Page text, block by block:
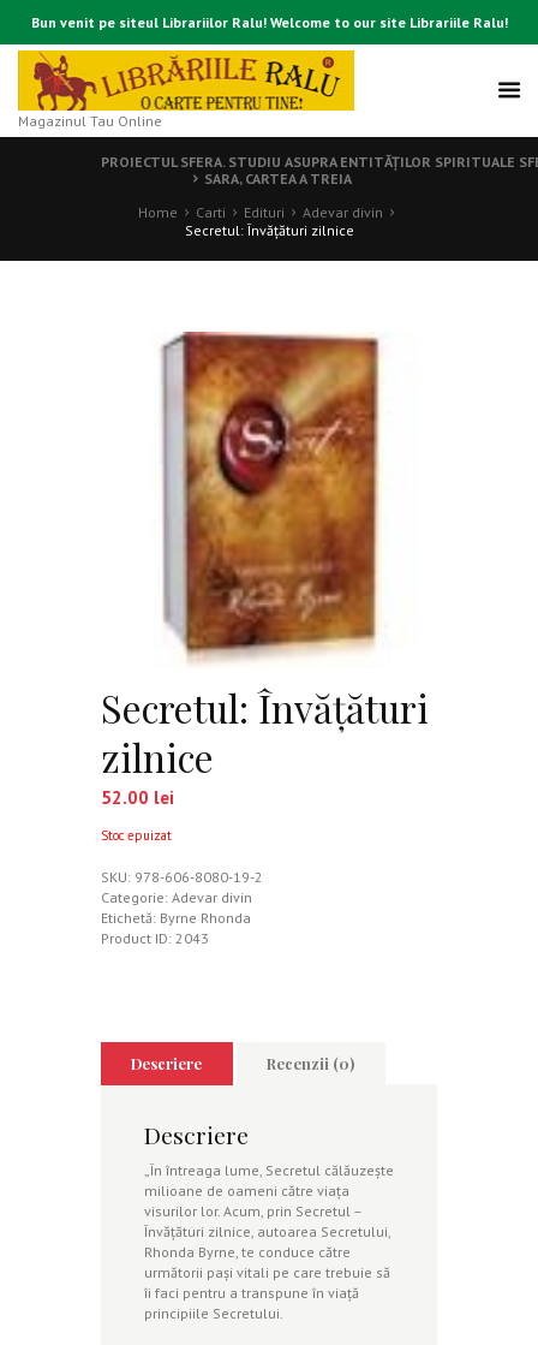
Bun venit pe siteul Librariilor Ralu! Welcome to our site Librariile Ralu!
Magazinul Tau Online
PROIECTUL SFERA. STUDIU ASUPRA ENTITĂŢILOR SPIRITUALE
SARA, CARTEA A TREIA
Home
Carti Edituri
Adevar divin
Secretul: Învăţături zilnice
Secretul: Învăţături
zilnice
52.00 lei
Stoc epuizat
SKU: 978-606-8080-19-2
Categorie: Adevar divin
Etichetă: Byrne Rhonda
Product ID: 2043
Descriere Recenzii (0)
Descriere
„În întreaga lume, Secretul călăuzeşte
milioane de oameni către viaţa
visurilor lor. Acum, prin Secretul –
Învăţături zilnice, autoarea Secretului,
Rhonda Byrne, te conduce către
următorii paşi vitali pe care trebuie să
îi faci pentru a transpune în viaţă
principiile Secretului.